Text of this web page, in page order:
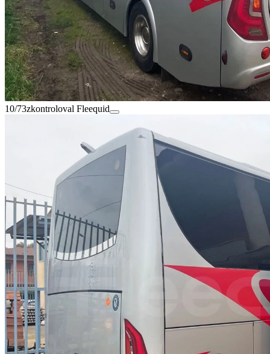
10/73zkontroloval Fleequid